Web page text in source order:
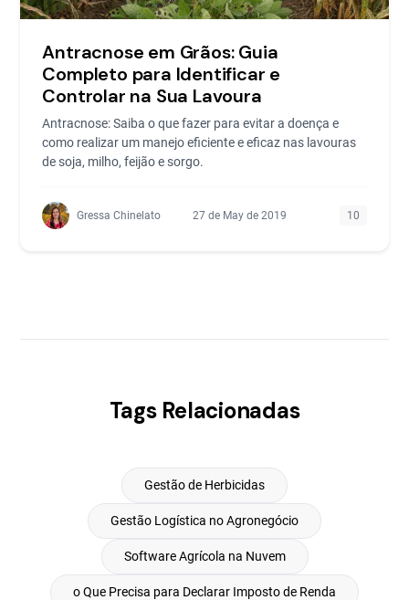
Antracnose em Grãos: Guia
Completo para Identificar e
Controlar na Sua Lavoura
Antracnose: Saiba o que fazer para evitar a doença e
como realizar um manejo eficiente e eficaz nas lavouras
de soja, milho, feijão e sorgo.
Gressa Chinelato 27 de May de 2019 10
Tags Relacionadas
Gestão de Herbicidas
Gestão Logística no Agronegócio
Software Agrícola na Nuvem
o Que Precisa para Declarar Imposto de Renda